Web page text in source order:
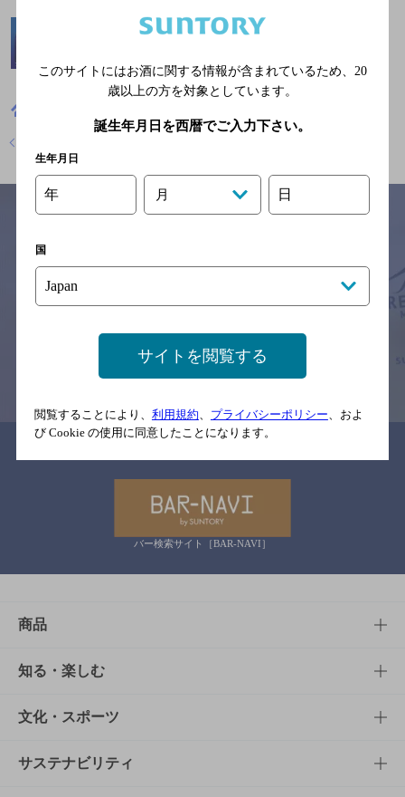
※それぞれのお店のメニューや営業時間などの掲載情報については、
予告なしに変更されることがありますので、
す。
バー検索サイト［BAR-NAVI］
商品
商品TOP
商品一覧
商品発売情報
知る・楽しむ
知る・楽しむTOP
キャンペーン
文化・スポーツ
文化・スポーツTOP
サステナビリティ
このサイトにはお酒に関する情報が含まれているため、 20
歳以上の方を対象としています。
誕生年月日を西暦でご入力下さい。
生年月日
年 月 日
国
サイトを閲覧する
閲覧することにより、 利用規約、 プライバシーポリシー、およ
び Cookie の使用に同意したことになります。